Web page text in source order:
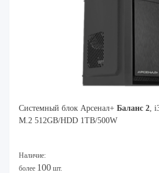
Системный блок Арсенал+ Баланс 2 ,
M.2 512GB/HDD 1TB/500W
Наличие:
более 100 шт.